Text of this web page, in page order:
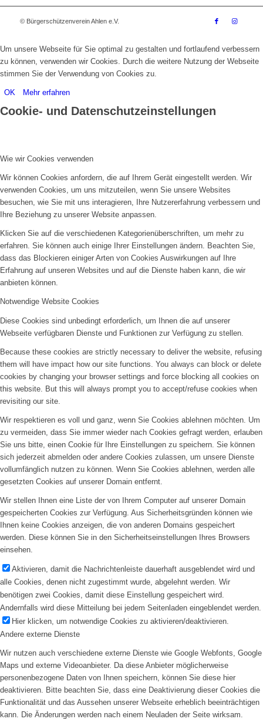
© Bürgerschützenverein Ahlen e.V.
Um unsere Webseite für Sie optimal zu gestalten und fortlaufend verbessern
zu können, verwenden wir Cookies. Durch die weitere Nutzung der Webseite
stimmen Sie der Verwendung von Cookies zu.
OK Mehr erfahren
Cookie- und Datenschutzeinstellungen
Wie wir Cookies verwenden
Wir können Cookies anfordern, die auf Ihrem Gerät eingestellt werden. Wir
verwenden Cookies, um uns mitzuteilen, wenn Sie unsere Websites
besuchen, wie Sie mit uns interagieren, Ihre Nutzererfahrung verbessern und
Ihre Beziehung zu unserer Website anpassen.
Klicken Sie auf die verschiedenen Kategorienüberschriften, um mehr zu
erfahren. Sie können auch einige Ihrer Einstellungen ändern. Beachten Sie,
dass das Blockieren einiger Arten von Cookies Auswirkungen auf Ihre
Erfahrung auf unseren Websites und auf die Dienste haben kann, die wir
anbieten können.
Notwendige Website Cookies
Diese Cookies sind unbedingt erforderlich, um Ihnen die auf unserer
Webseite verfügbaren Dienste und Funktionen zur Verfügung zu stellen.
Because these cookies are strictly necessary to deliver the website, refusing
them will have impact how our site functions. You always can block or delete
cookies by changing your browser settings and force blocking all cookies on
this website. But this will always prompt you to accept/refuse cookies when
revisiting our site.
Wir respektieren es voll und ganz, wenn Sie Cookies ablehnen möchten. Um
zu vermeiden, dass Sie immer wieder nach Cookies gefragt werden, erlauben
Sie uns bitte, einen Cookie für Ihre Einstellungen zu speichern. Sie können
sich jederzeit abmelden oder andere Cookies zulassen, um unsere Dienste
vollumfänglich nutzen zu können. Wenn Sie Cookies ablehnen, werden alle
gesetzten Cookies auf unserer Domain entfernt.
Wir stellen Ihnen eine Liste der von Ihrem Computer auf unserer Domain
gespeicherten Cookies zur Verfügung. Aus Sicherheitsgründen können wie
Ihnen keine Cookies anzeigen, die von anderen Domains gespeichert
werden. Diese können Sie in den Sicherheitseinstellungen Ihres Browsers
einsehen.
Aktivieren, damit die Nachrichtenleiste dauerhaft ausgeblendet wird und
alle Cookies, denen nicht zugestimmt wurde, abgelehnt werden. Wir
benötigen zwei Cookies, damit diese Einstellung gespeichert wird.
Andernfalls wird diese Mitteilung bei jedem Seitenladen eingeblendet werden.
Hier klicken, um notwendige Cookies zu aktivieren/deaktivieren.
Andere externe Dienste
Wir nutzen auch verschiedene externe Dienste wie Google Webfonts, Google
Maps und externe Videoanbieter. Da diese Anbieter möglicherweise
personenbezogene Daten von Ihnen speichern, können Sie diese hier
deaktivieren. Bitte beachten Sie, dass eine Deaktivierung dieser Cookies die
Funktionalität und das Aussehen unserer Webseite erheblich beeinträchtigen
kann. Die Änderungen werden nach einem Neuladen der Seite wirksam.